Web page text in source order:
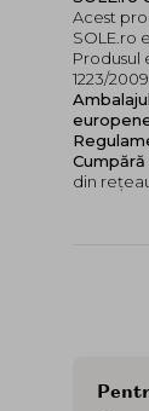
Acest
SOLE.ro
Produsul
1223/2009.
din